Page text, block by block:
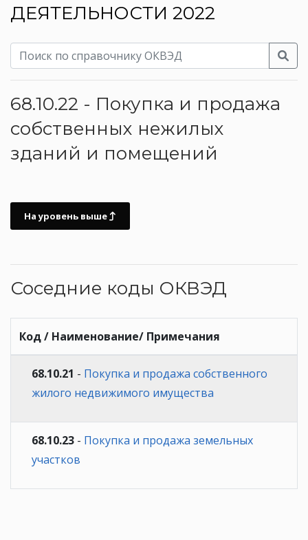
ДЕЯТЕЛЬНОСТИ 2022
68.10.22 - Покупка и продажа
собственных нежилых
зданий и помещений
На уровень выше
Соседние коды ОКВЭД
Код / Наименование/ Примечания
68.10.21 - Покупка и продажа собственного
жилого недвижимого имущества
68.10.23 - Покупка и продажа земельных
участков